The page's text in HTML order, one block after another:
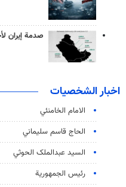
صدمة إيران
اخبار الشخصيات
الامام الخامنئي
الحاج قاسم سليماني
السید عبدالملک الحوثي
رئيس الجمهورية